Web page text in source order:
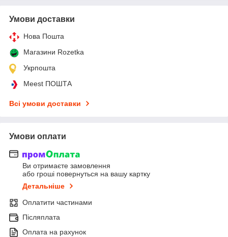
Умови доставки
Нова Пошта
Магазини Rozetka
Укрпошта
Meest ПОШТА
Всі умови доставки
Умови оплати
Ви отримаєте замовлення
або гроші повернуться на вашу картку
Детальніше
Оплатити частинами
Післяплата
Оплата на рахунок